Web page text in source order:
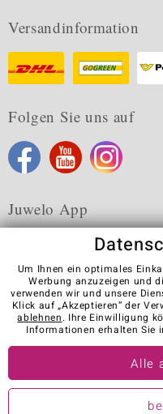
Versandinformation
Folgen Sie uns auf
Juwelo App
Karriere AGB
Kontakt
Visit our
© Juwelo Deutschland
Um Ihnen ein optimales
Werbung anzuzeigen und
verwenden wir und unsere
Klick auf „Akzeptieren“ der
ablehnen. Ihre Einwilligung
Informationen erhalten Sie
Alle